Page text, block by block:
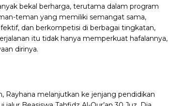
bekal berharga, terutama dalam program
teman yang memiliki semangat sama,
dan berkompetisi di berbagai tingkatan,
itu tidak hanya memperkuat hafalannya,
dirinya.
Rayhana melanjutkan ke jenjang pendidikan